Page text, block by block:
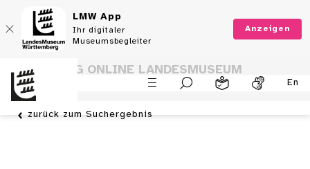
LMW App
Ihr digitaler
Museumsbegleiter
Anzeigen
En
SAMMLUNG ONLINE LANDESMUSEUM
WÜRTTEMBERG
zurück zum Suchergebnis